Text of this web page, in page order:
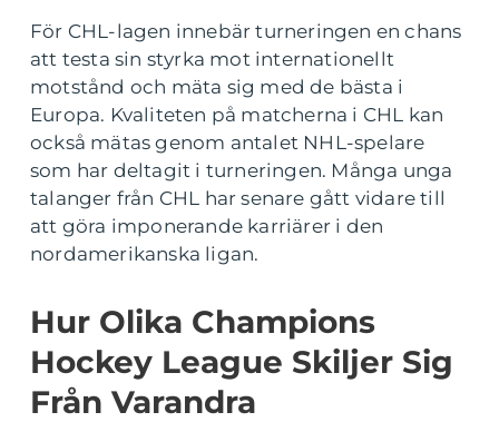
För CHL-lagen innebär turneringen en chans
att testa sin styrka mot internationellt
motstånd och mäta sig med de bästa i
Europa. Kvaliteten på matcherna i CHL kan
också mätas genom antalet NHL-spelare
som har deltagit i turneringen. Många unga
talanger från CHL har senare gått vidare till
att göra imponerande karriärer i den
nordamerikanska ligan.
Hur Olika Champions
Hockey League Skiljer Sig
Från Varandra